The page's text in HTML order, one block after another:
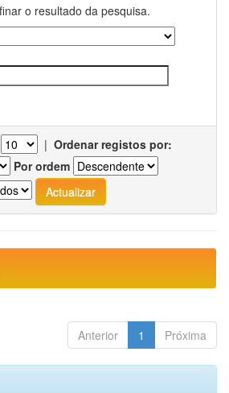
o resultado da pesquisa.
| Ordenar registos por:
Por ordem
Anterior 1 Próxima